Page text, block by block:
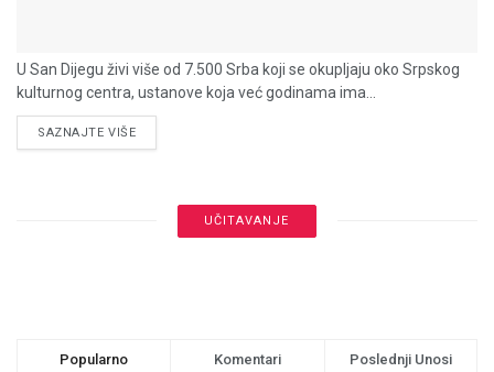
U San Dijegu živi više od 7.500 Srba koji se okupljaju oko Srpskog
kulturnog centra, ustanove koja već godinama ima...
SAZNAJTE VIŠEDETAILS
UČITAVANJE
Popularno Komentari Poslednji Unosi